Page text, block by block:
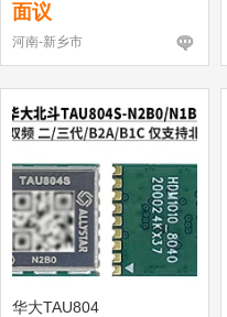
面议
河南-新乡市
华大TAU804